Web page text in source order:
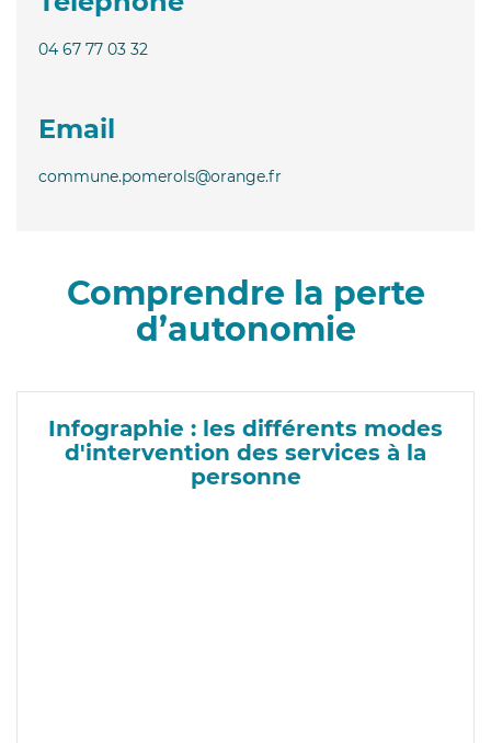
04 67 77 03 32
Email
commune.pomerols@orange.fr
Comprendre la perte
d’autonomie
Infographie : les différents modes
d'intervention des services à la
personne